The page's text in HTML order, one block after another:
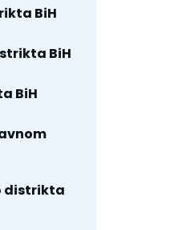
BiH
BiH
BiH
distrikta